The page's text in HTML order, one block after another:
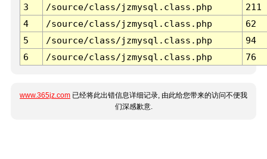
3 /source/class/jzmysql.class.php
211
4
/source/class/jzmysql.class.php
62
5
/source/class/jzmysql.class.php
94
6
/source/class/jzmysql.class.php 76
www.365jz.com 已经将此出错信息详细记录, 由此给您带来的访问不便我
们深感歉意.